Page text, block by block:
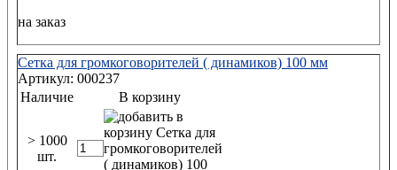
на заказ
Сетка для громкоговорителей ( динамиков) 100 мм
Артикул: 000237
Наличие
В корзину
> 1000
шт.